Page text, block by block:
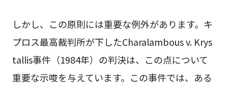
しかし、この原則には重要な例外があります。キ
プロス最高裁判所が下したCharalambous v. Krys
tallis事件（1984年）の判決は、この点について
重要な示唆を与えています。この事件では、ある